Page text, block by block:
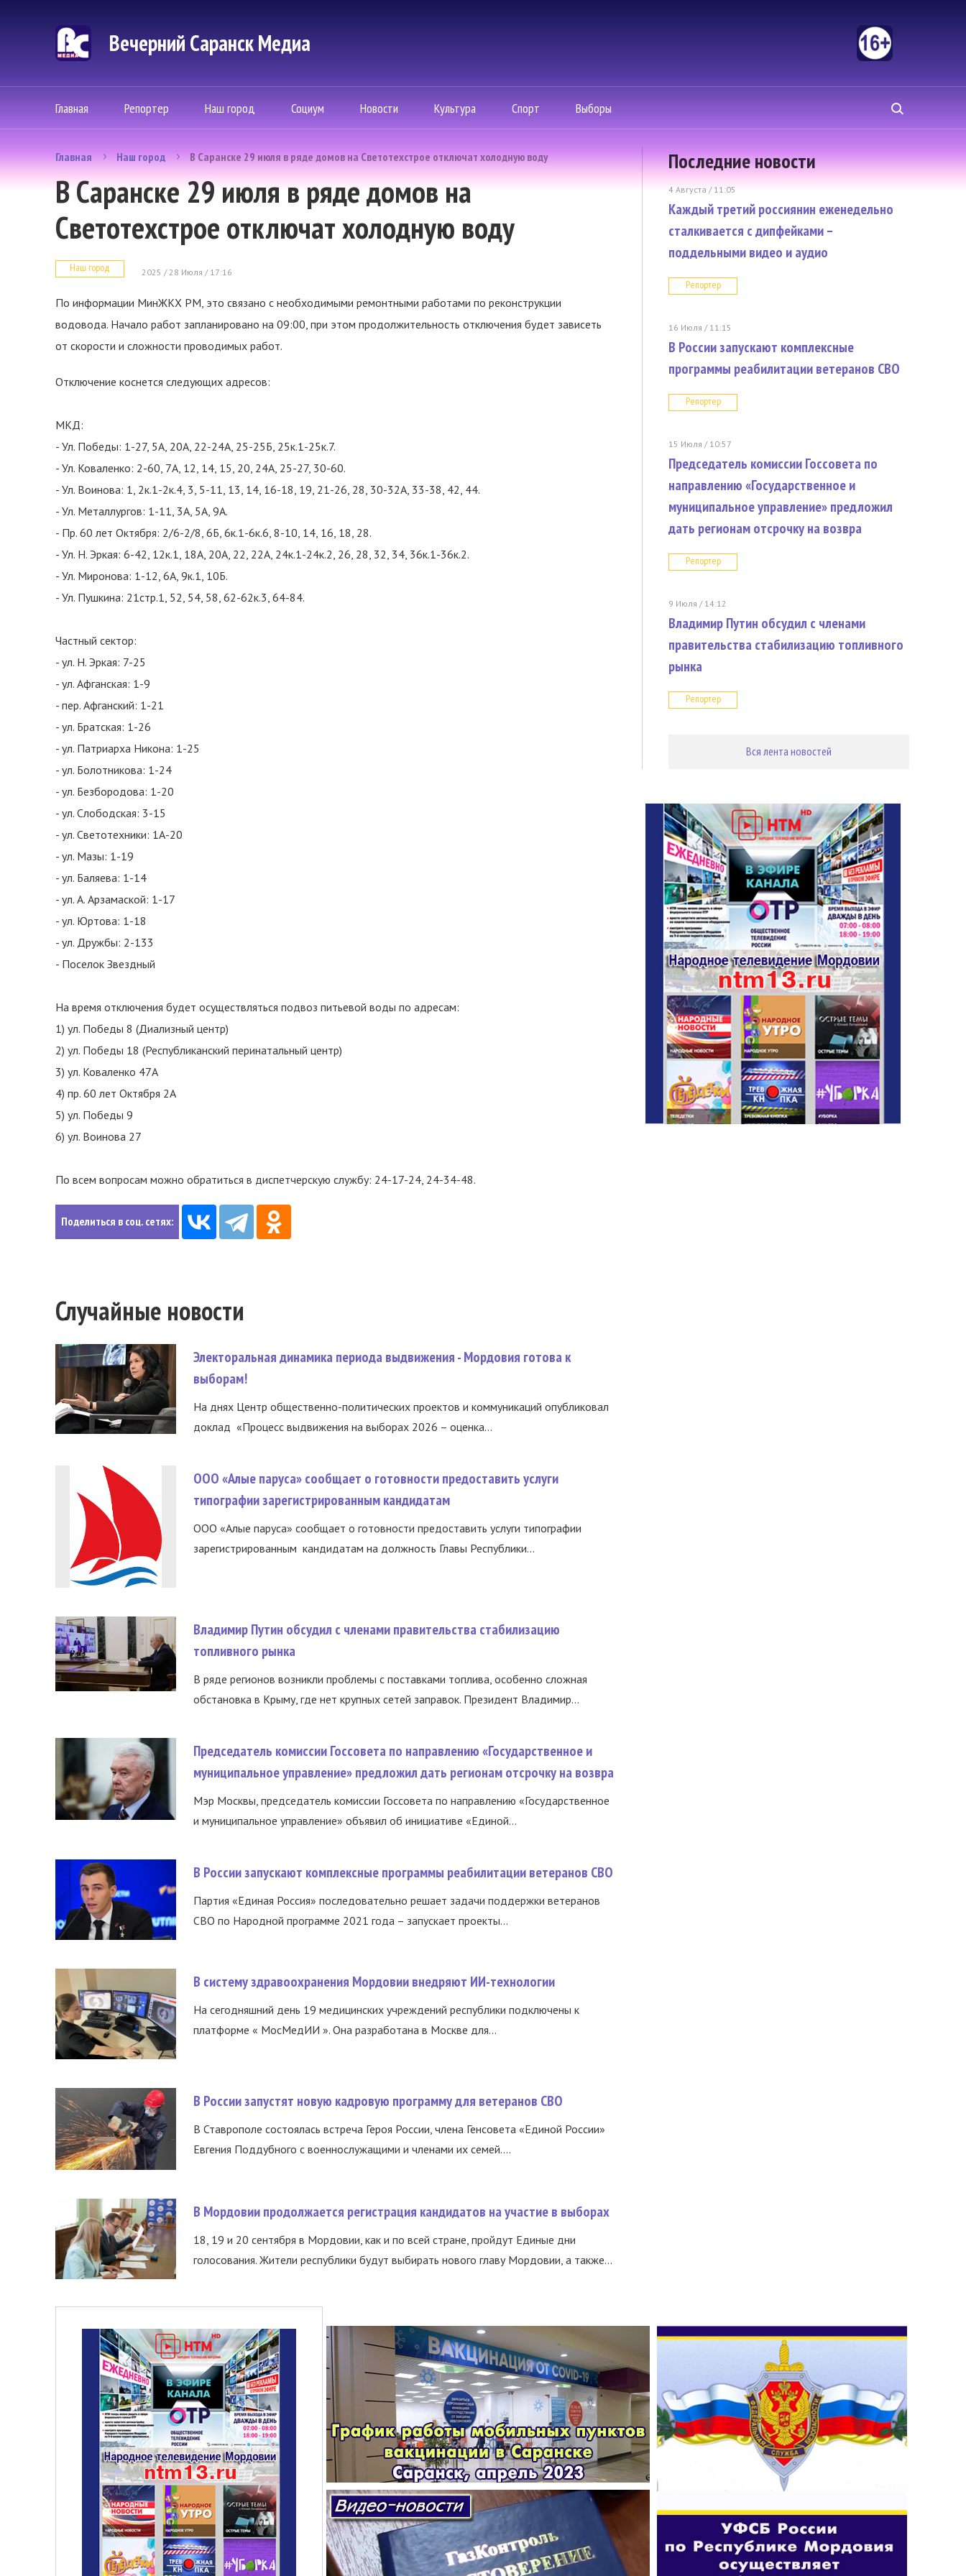
Вечерний Саранск Mедиа
Главная Репортер Наш город Социум Новости Культура Спорт Выборы
Главная Наш город В Саранске 29 июля в ряде домов на Светотехстрое отключат холодную воду
В Саранске 29 июля в ряде домов на
Светотехстрое отключат холодную воду
Наш город 2025 / 28 Июля / 17:16
По информации МинЖКХ РМ, это связано с необходимыми ремонтными работами по реконструкции
водовода. Начало работ запланировано на 09:00, при этом продолжительность отключения будет зависеть
от скорости и сложности проводимых работ.
Отключение коснется следующих адресов:
МКД:
- Ул. Победы: 1-27, 5А, 20А, 22-24А, 25-25Б, 25к.1-25к.7.
- Ул. Коваленко: 2-60, 7А, 12, 14, 15, 20, 24А, 25-27, 30-60.
- Ул. Воинова: 1, 2к.1-2к.4, 3, 5-11, 13, 14, 16-18, 19, 21-26, 28, 30-32А, 33-38, 42, 44.
- Ул. Металлургов: 1-11, 3А, 5А, 9А.
- Пр. 60 лет Октября: 2/6-2/8, 6Б, 6к.1-6к.6, 8-10, 14, 16, 18, 28.
- Ул. Н. Эркая: 6-42, 12к.1, 18А, 20А, 22, 22А, 24к.1-24к.2, 26, 28, 32, 34, 36к.1-36к.2.
- Ул. Миронова: 1-12, 6А, 9к.1, 10Б.
- Ул. Пушкина: 21стр.1, 52, 54, 58, 62-62к.3, 64-84.
Частный сектор:
- ул. Н. Эркая: 7-25
- ул. Афганская: 1-9
- пер. Афганский: 1-21
- ул. Братская: 1-26
- ул. Патриарха Никона: 1-25
- ул. Болотникова: 1-24
- ул. Безбородова: 1-20
- ул. Слободская: 3-15
- ул. Светотехники: 1А-20
- ул. Мазы: 1-19
- ул. Баляева: 1-14
- ул. А. Арзамаской: 1-17
- ул. Юртова: 1-18
- ул. Дружбы: 2-133
- Поселок Звездный
На время отключения будет осуществляться подвоз питьевой воды по адресам:
1) ул. Победы 8 (Диализный центр)
2) ул. Победы 18 (Республиканский перинатальный центр)
3) ул. Коваленко 47А
4) пр. 60 лет Октября 2А
5) ул. Победы 9
6) ул. Воинова 27
По всем вопросам можно обратиться в диспетчерскую службу: 24-17-24, 24-34-48.
Поделиться в соц. сетях:
Случайные новости
Электоральная динамика периода выдвижения - Мордовия готова к
выборам!
На днях Центр общественно-политических проектов и коммуникаций опубликовал
доклад «Процесс выдвижения на выборах 2026 – оценка...
ООО «Алые паруса» сообщает о готовности предоставить услуги
типографии зарегистрированным кандидатам
ООО «Алые паруса» сообщает о готовности предоставить услуги типографии
зарегистрированным кандидатам на должность Главы Республики...
Владимир Путин обсудил с членами правительства стабилизацию
топливного рынка
В ряде регионов возникли проблемы с поставками топлива, особенно сложная
обстановка в Крыму, где нет крупных сетей заправок. Президент Владимир...
Председатель комиссии Госсовета по направлению «Государственное и
муниципальное управление» предложил дать регионам отсрочку на возвра
Мэр Москвы, председатель комиссии Госсовета по направлению «Государственное
и муниципальное управление» объявил об инициативе «Единой...
В России запускают комплексные программы реабилитации ветеранов СВО
Партия «Единая Россия» последовательно решает задачи поддержки ветеранов
СВО по Народной программе 2021 года – запускает проекты...
В систему здравоохранения Мордовии внедряют ИИ-технологии
На сегодняшний день 19 медицинских учреждений республики подключены к
платформе « МосМедИИ ». Она разработана в Москве для...
В России запустят новую кадровую программу для ветеранов СВО
В Ставрополе состоялась встреча Героя России, члена Генсовета «Единой России»
Евгения Поддубного с военнослужащими и членами их семей....
В Мордовии продолжается регистрация кандидатов на участие в выборах
18, 19 и 20 сентября в Мордовии, как и по всей стране, пройдут Единые дни
голосования. Жители республики будут выбирать нового главу Мордовии, а также...
Последние новости
4 Августа / 11:05
Каждый третий россиянин еженедельно
сталкивается с дипфейками –
поддельными видео и аудио
Репортер
16 Июля / 11:15
В России запускают комплексные
программы реабилитации ветеранов СВО
Репортер
15 Июля / 10:57
Председатель комиссии Госсовета по
направлению «Государственное и
муниципальное управление» предложил
дать регионам отсрочку на возвра
Репортер
9 Июля / 14:12
Владимир Путин обсудил с членами
правительства стабилизацию топливного
рынка
Репортер
Вся лента новостей